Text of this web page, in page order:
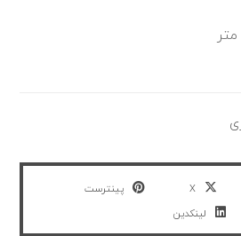
X
پینترست
لینکدین